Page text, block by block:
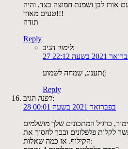
אורז לבן ושמנת חמוצה בצד, והיה
טעים מאוד!!!
תודה
Reply
לימורהגיב:
2021 בשעה 22:12
תענוג, שמחה לשמוע(:
Reply
דפנההגיב:
28 בפברואר 2021 בשעה 00:01
לקלות פלפלונים ובכך לחסוך את
הקילוף. אז כמה שאלות: